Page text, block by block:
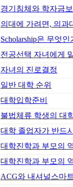
경기침체와 학자금
의대에 가려면, 의과
Scholarship은 무엇인
전공선택 자녀에게
자녀의 진로결정
일반 대학 순위
대학입학준비
불법체류 학생의 대
대학 졸업자가 반드
대학진학과 부모의
대학진학과 부모의
ACG와 내셔널스마